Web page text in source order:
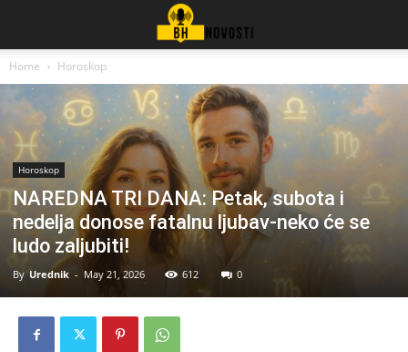
Home Horoskop
Horoskop
NAREDNA TRI DANA: Petak, subota i
nedelja donose fatalnu ljubav-neko će se
ludo zaljubiti!
By Urednik - May 21, 2026 612 0